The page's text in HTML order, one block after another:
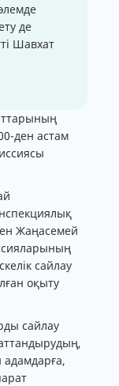
де
Шавхат
ден астам
Жаңасемей
сайлау
оқыту
сайлау
адамдарға,